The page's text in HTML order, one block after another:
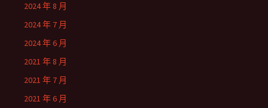
2024 年 8 月
2024 年 7 月
2024 年 6 月
2021 年 8 月
2021 年 7 月
2021 年 6 月